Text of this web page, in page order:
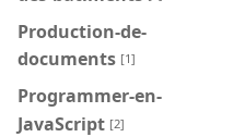
Production-de-
documents [1]
Programmer-en-
JavaScript [2]